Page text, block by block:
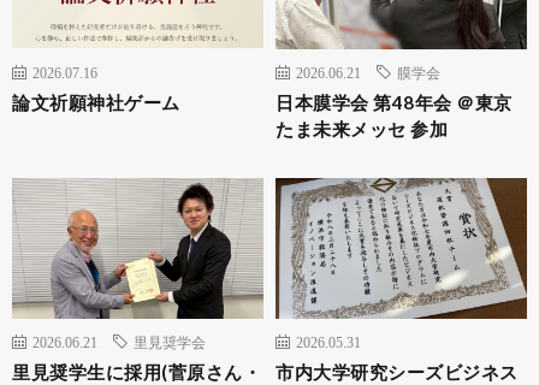
2026.07.16
論文祈願神社ゲーム
2026.06.21 膜学会
日本膜学会 第48年会 ＠東京
たま未来メッセ 参加
2026.06.21 里見奨学会
里見奨学生に採用(菅原さん・
2026.05.31
市内大学研究シーズビジネス